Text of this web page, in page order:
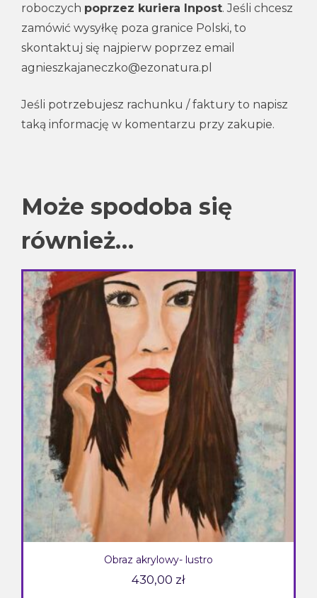
roboczych poprzez kuriera Inpost. Jeśli chcesz
zamówić wysyłkę poza granice Polski, to
skontaktuj się najpierw poprzez email
agnieszkajaneczko@ezonatura.pl
Jeśli potrzebujesz rachunku / faktury to napisz
taką informację w komentarzu przy zakupie.
Może spodoba się
również…
Obraz akrylowy- lustro
430,00 zł